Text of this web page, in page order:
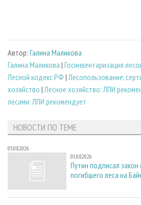
Автор: Галина Маликова
Галина Маликова | Госинвентаризация
Лесной кодекс РФ |Лесопользование,
хозяйство |Лесное хозяйство: ЛПИ
лесами: ЛПИ рекомендует
НОВОСТИ ПО ТЕМЕ
05.08.2026
05.08.2026
Путин подписал
погибшего леса на